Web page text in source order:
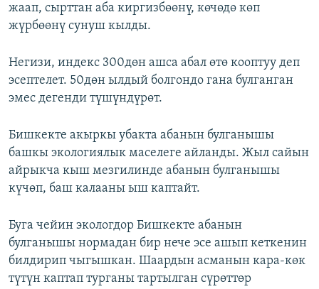
жаап, сырттан аба киргизбөөнү, көчөдө көп
жүрбөөнү сунуш кылды.
Негизи, индекс 300дөн ашса абал өтө кооптуу деп
эсептелет. 50дөн ылдый болгондо гана булганган
эмес дегенди түшүндүрөт.
Бишкекте акыркы убакта абанын булганышы
башкы экологиялык маселеге айланды. Жыл сайын
айрыкча кыш мезгилинде абанын булганышы
күчөп, баш калааны ыш каптайт.
Буга чейин экологдор Бишкекте абанын
булганышы нормадан бир нече эсе ашып кеткенин
билдирип чыгышкан. Шаардын асманын кара-көк
түтүн каптап турганы тартылган сүрөттөр